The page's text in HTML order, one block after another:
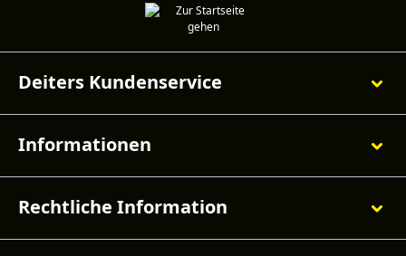
Deiters Kundenservice
Informationen
Rechtliche Information